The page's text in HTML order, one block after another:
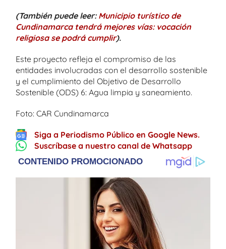
(También puede leer: Municipio turístico de
Cundinamarca tendrá mejores vías: vocación
religiosa se podrá cumplir).
Este proyecto refleja el compromiso de las
entidades involucradas con el desarrollo sostenible
y el cumplimiento del Objetivo de Desarrollo
Sostenible (ODS) 6: Agua limpia y saneamiento.
Foto: CAR Cundinamarca
Siga a Periodismo Público en Google News.
Suscríbase a nuestro canal de Whatsapp